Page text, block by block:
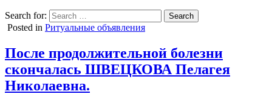
Search for:
Posted in Ритуальные объявления
После продолжительной болезни
скончалась ШВЕЦКОВА Пелагея
Николаевна.